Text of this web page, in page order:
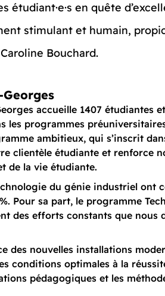
étudiant·e·s en quête
stimulant et humain,
Bouchard.
Georges
accueille 1407
les programmes
ambitieux, qui s’inscrit
clientèle étudiante et renforce
de la vie étudiante.
du génie industriel ont
Pour sa part, le programme
des efforts constants que nous
des nouvelles installations
conditions optimales à la
pédagogiques et les